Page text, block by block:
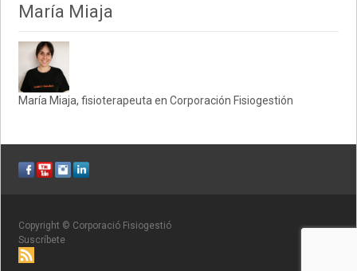
María Miaja
María Miaja, fisioterapeuta en Corporación Fisiogestión
Copyright © Corporació Fisiogestió
Suscríbete